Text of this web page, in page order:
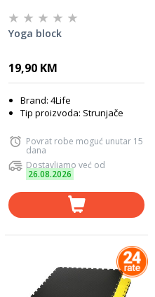
Yoga block
19,90 KM
Brand: 4Life
Tip proizvoda: Strunjače
Povrat robe moguć unutar 15
dana
Dostavljamo već od
26.08.2026